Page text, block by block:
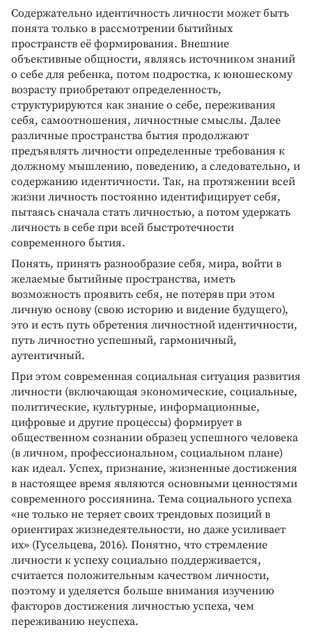
Содержательно идентичность личности может быть
понята только в рассмотрении бытийных
пространств её формирования. Внешние
объективные общности, являясь источником знаний
о себе для ребенка, потом подростка, к юношескому
возрасту приобретают определенность,
структурируются как знание о себе, переживания
себя, самоотношения, личностные смыслы. Далее
различные пространства бытия продолжают
предъявлять личности определенные требования к
должному мышлению, поведению, а следовательно, и
содержанию идентичности. Так, на протяжении всей
жизни личность постоянно идентифицирует себя,
пытаясь сначала стать личностью, а потом удержать
личность в себе при всей быстротечности
современного бытия.
Понять, принять разнообразие себя, мира, войти в
желаемые бытийные пространства, иметь
возможность проявить себя, не потеряв при этом
личную основу (свою историю и видение будущего),
это и есть путь обретения личностной идентичности,
путь личностно успешный, гармоничный,
аутентичный.
При этом современная социальная ситуация развития
личности (включающая экономические, социальные,
политические, культурные, информационные,
цифровые и другие процессы) формирует в
общественном сознании образец успешного человека
(в личном, профессиональном, социальном плане)
как идеал. Успех, признание, жизненные достижения
в настоящее время являются основными ценностями
современного россиянина. Тема социального успеха
«не только не теряет своих трендовых позиций в
ориентирах жизнедеятельности, но даже усиливает
их» (Гусельцева, 2016). Понятно, что стремление
личности к успеху социально поддерживается,
считается положительным качеством личности,
поэтому и уделяется больше внимания изучению
факторов достижения личностью успеха, чем
переживанию неуспеха.